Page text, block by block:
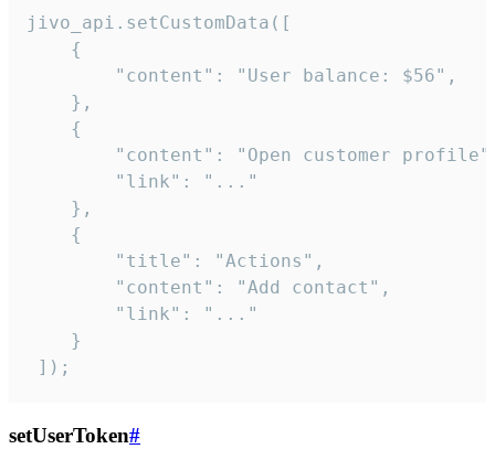
jivo_api.setCustomData([
    {
        "content": "User balance: $56",
    },
    {
"content": "Open customer
        "link": "..."
    },
    {
        "title": "Actions",
        "content": "Add contact",
        "link": "..."
    }
]);
setUserToken#